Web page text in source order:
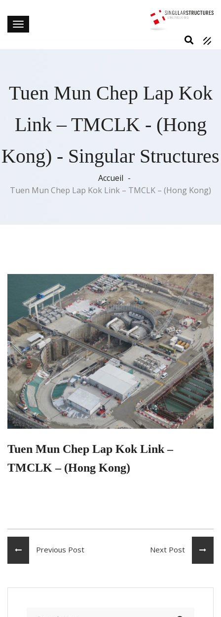
Tuen Mun Chep Lap Kok
Link – TMCLK - (Hong
Kong) - Singular Structures
Accueil
Tuen Mun Chep Lap Kok Link – TMCLK – (Hong Kong)
Tuen Mun Chep Lap Kok Link –
TMCLK – (Hong Kong)
Previous Post Next Post